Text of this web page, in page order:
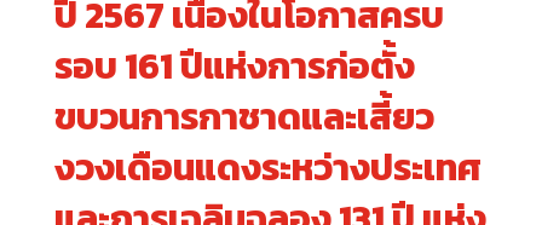
ปี 2567 เนื่องในโอกาสครบ
รอบ 161 ปีแห่งการก่อตั้ง
ขบวนการกาชาดและเสี้ยว
งวงเดือนแดงระหว่างประเทศ